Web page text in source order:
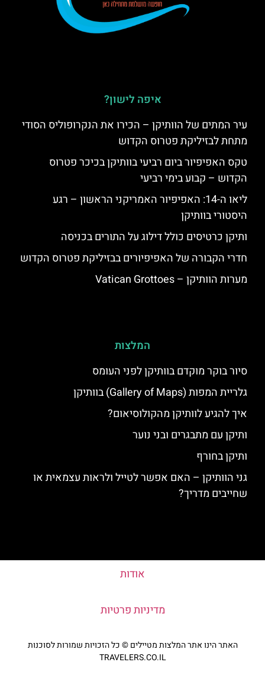
איפה לישון?
עיר המתים של הוותיקן – הכירו את הנקרופוליס הסודי
מתחת לבזיליקת פטרוס הקדוש
טקס האפיפיור ביום רביעי בוותיקן בכיכר פטרוס
הקדוש – קבוע בימי רביעי
ליאו ה-14: האפיפיור האמריקני הראשון – רגע
היסטורי בוותיקן
ותיקן כרטיסים כולל דילוג על התורים בכניסה
חדרי הקבורה של האפיפיורים בבזיליקת פטרוס הקדוש
מערות הוותיקן – Vatican Grottoes
המלצות
סיור בוקר מוקדם בוותיקן לפני העומס
גלריית המפות (Gallery of Maps) בוותיקן
איך להגיע לוותיקן מהקולוסיאום?
ותיקן עם מתבגרים ובני נוער
ותיקן בחורף
גני הוותיקן – האם אפשר לטייל ולראות עצמאית או
שחייבים מדריך?
אודות
מדיניות פרטיות
האתר הינו אתר המלצות מטיילים © כל הזכויות שמורות לסוכנות
TRAVELERS.CO.IL